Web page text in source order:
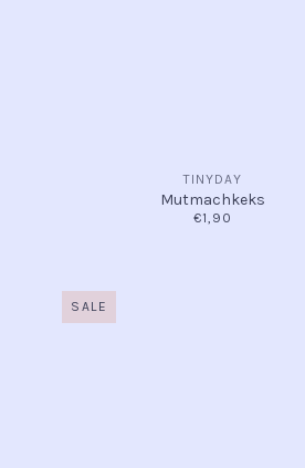
TINYDAY
Mutmachkeks
€1,90
SALE